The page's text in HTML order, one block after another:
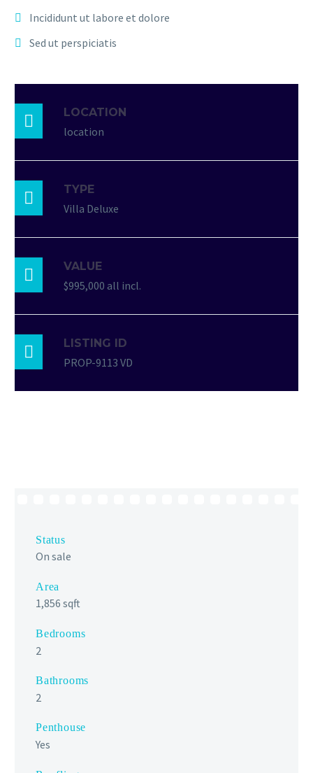
Incididunt ut labore et dolore
Sed ut perspiciatis
 LOCATION
location
 TYPE
Villa Deluxe
 VALUE
$995,000 all incl.
 LISTING ID
PROP-9113 VD
Status
On sale
Area
1,856 sqft
Bedrooms
2
Bathrooms
2
Penthouse
Yes